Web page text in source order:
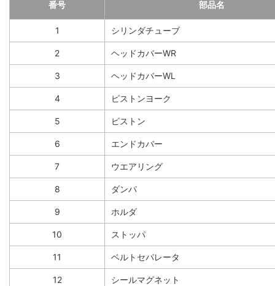
番号 部品名
1 シリンダチューブ
2 ヘッドカバーWR
3 ヘッドカバーWL
4 ピストンヨーク
5 ピストン
6 エンドカバー
7 ウエアリング
8 ダンパ
9 ホルダ
10 ストッパ
11 ベルトセパレータ
12 シールマグネット